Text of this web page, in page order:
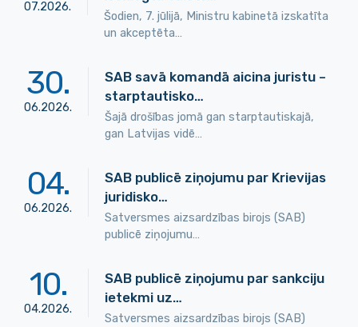
07.2026.
Šodien, 7. jūlijā, Ministru kabinetā izskatīta
un akceptēta…
30.
06.2026.
SAB savā komandā aicina juristu –
starptautisko…
Šajā drošības jomā gan starptautiskajā,
gan Latvijas vidē…
04.
06.2026.
SAB publicē ziņojumu par Krievijas
juridisko…
Satversmes aizsardzības birojs (SAB)
publicē ziņojumu…
10.
04.2026.
SAB publicē ziņojumu par sankciju
ietekmi uz…
Satversmes aizsardzības birojs (SAB)